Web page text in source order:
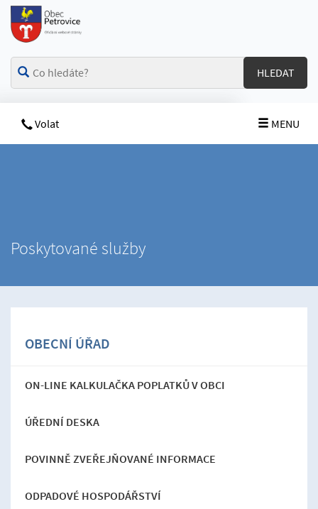
HLEDAT
MENU
Volat
Poskytované služby
OBECNÍ ÚŘAD
ON-LINE KALKULAČKA POPLATKŮ V OBCI
ÚŘEDNÍ DESKA
POVINNĚ ZVEŘEJŇOVANÉ INFORMACE
ODPADOVÉ HOSPODÁŘSTVÍ